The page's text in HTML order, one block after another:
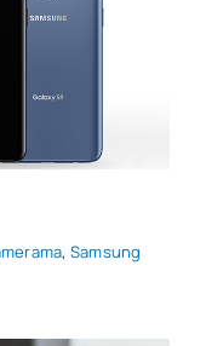
, Samsung